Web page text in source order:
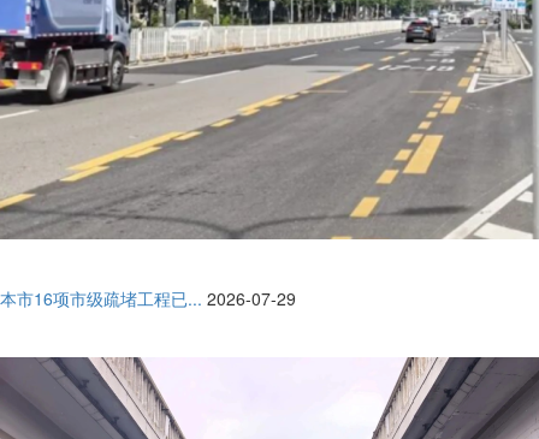
本市16项市级疏堵工程已... 2026-07-29